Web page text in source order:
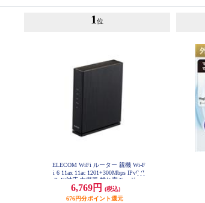
1 位
ELECOM WiFi ルーター 親機 Wi-F
i 6 11ax 11ac 1201+300Mbps IPv6 (I
PoE)対応 中継器 離れ家モード ブ
ラック WRC-X1500GS2-B
6,769円
(税込)
676円分ポイント還元